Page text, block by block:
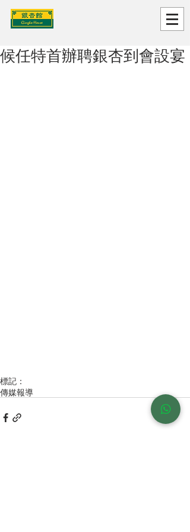
候任特首辦聘銀杏到會設宴
標記：
傳媒報導